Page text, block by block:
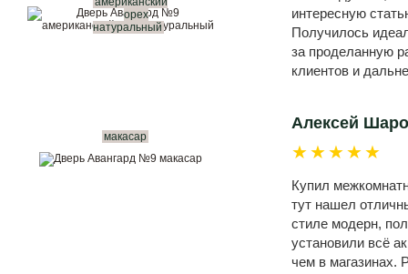
орех
натуральный
макасар
интересную
Получилось
за проделанную
клиентов и
Алексей
★★★★★
Купил
тут нашел
стиле модерн,
установили всё
чем в магазинах.